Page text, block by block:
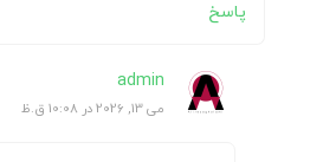
پاسخ
admin
می 13, 2026 در 10:08 ق.ظ